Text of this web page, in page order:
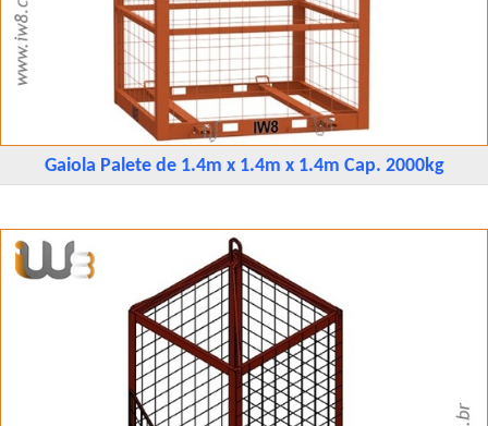
Gaiola Palete de 1.4m x 1.4m x 1.4m Cap. 2000kg